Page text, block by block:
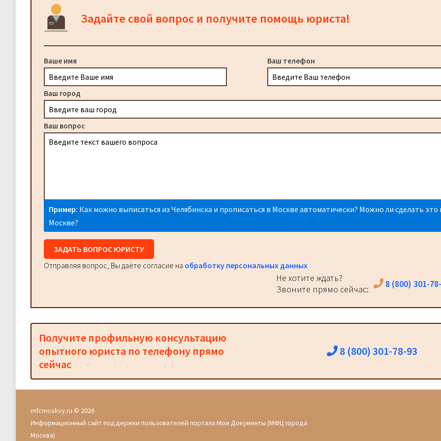
Задайте свой вопрос и получите помощь юриста!
Ваше имя Ваш телефон
Ваш город
Ваш вопрос
Пример: Как можно выписаться из Челябинска и прописаться в Москве автоматически? Можно ли сделать это
Москве?
ЗАДАТЬ ВОПРОС ЮРИСТУ
Отправляя вопрос, Вы даёте согласие на обработку персональных данных
Не хотите ждать?
Звоните прямо сейчас:
8 (800) 301-
Получите профильную консультацию
опытного юриста по телефону прямо
сейчас
8 (800) 301-78-93
mfcmoskvy.ru © 2026
Информационный сайт поддержки пользователей портала Мои Документы (МФЦ города
Москва)